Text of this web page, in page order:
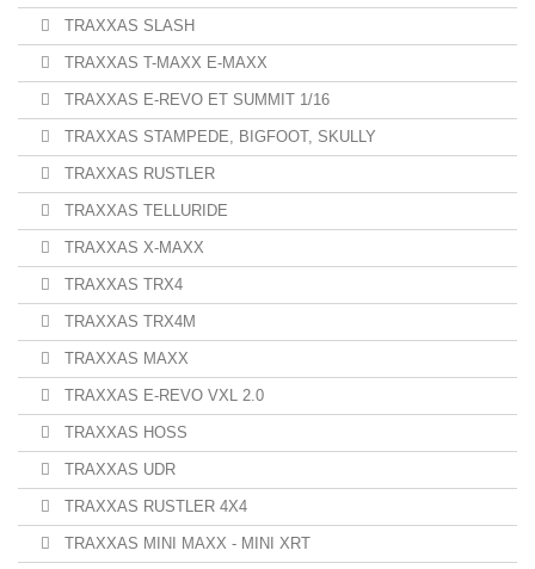
TRAXXAS SLASH
TRAXXAS T-MAXX E-MAXX
TRAXXAS E-REVO ET SUMMIT 1/16
TRAXXAS STAMPEDE, BIGFOOT, SKULLY
TRAXXAS RUSTLER
TRAXXAS TELLURIDE
TRAXXAS X-MAXX
TRAXXAS TRX4
TRAXXAS TRX4M
TRAXXAS MAXX
TRAXXAS E-REVO VXL 2.0
TRAXXAS HOSS
TRAXXAS UDR
TRAXXAS RUSTLER 4X4
TRAXXAS MINI MAXX - MINI XRT